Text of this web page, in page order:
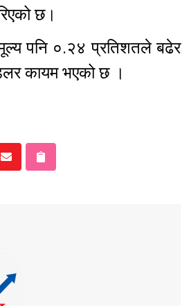
छ।
पनि ०.२४ प्रतिशतले बढेर
कायम भएको छ ।